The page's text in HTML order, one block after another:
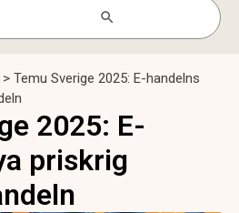
> Temu Sverige 2025: E-handelns
2025: E-
priskrig